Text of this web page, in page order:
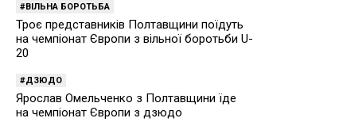
ВІЛЬНА БОРОТЬБА
Троє представників Полтавщини поїдуть
на чемпіонат Європи з вільної боротьби U-
20
ДЗЮДО
Ярослав Омельченко з Полтавщини їде
на чемпіонат Європи з дзюдо